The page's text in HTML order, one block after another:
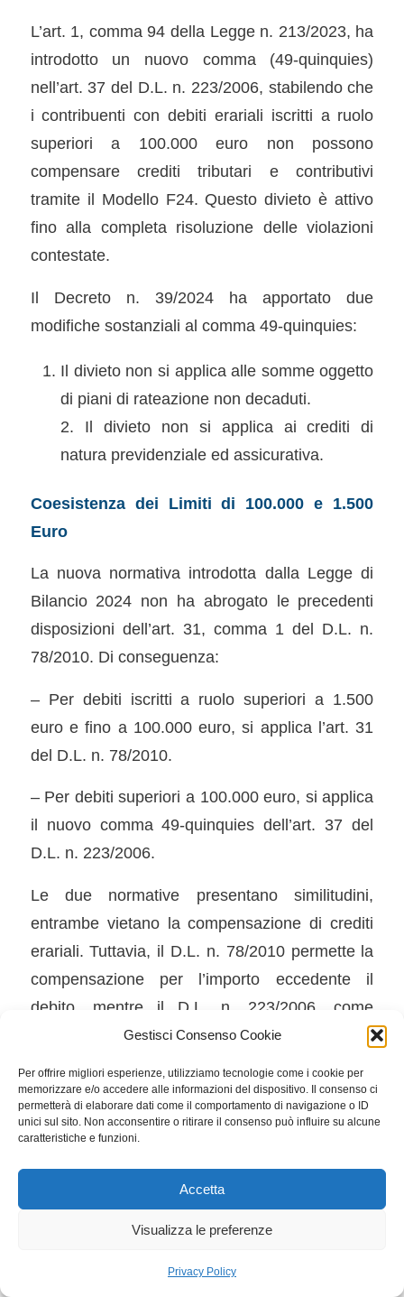
Gestisci Consenso Cookie
Per offrire migliori esperienze, utilizziamo tecnologie come i cookie per
memorizzare e/o accedere alle informazioni del dispositivo. Il consenso ci
permetterà di elaborare dati come il comportamento di navigazione o ID
unici sul sito. Non acconsentire o ritirare il consenso può influire su alcune
caratteristiche e funzioni.
Accetta
Visualizza le preferenze
Privacy Policy
L’art. 1, comma 94 della Legge n. 213/2023, ha
introdotto un nuovo comma (49-quinquies)
nell’art. 37 del D.L. n. 223/2006, stabilendo che
i contribuenti con debiti erariali iscritti a ruolo
superiori a 100.000 euro non possono
compensare crediti tributari e contributivi
tramite il Modello F24. Questo divieto è attivo
fino alla completa risoluzione delle violazioni
contestate.
Il Decreto n. 39/2024 ha apportato due
modifiche sostanziali al comma 49-quinquies:
Il divieto non si applica alle somme oggetto
di piani di rateazione non decaduti.
2. Il divieto non si applica ai crediti di
natura previdenziale ed assicurativa.
Coesistenza dei Limiti di 100.000 e 1.500
Euro
La nuova normativa introdotta dalla Legge di
Bilancio 2024 non ha abrogato le precedenti
disposizioni dell’art. 31, comma 1 del D.L. n.
78/2010. Di conseguenza:
– Per debiti iscritti a ruolo superiori a 1.500
euro e fino a 100.000 euro, si applica l’art. 31
del D.L. n. 78/2010.
– Per debiti superiori a 100.000 euro, si applica
il nuovo comma 49-quinquies dell’art. 37 del
D.L. n. 223/2006.
Le due normative presentano similitudini,
entrambe vietano la compensazione di crediti
erariali. Tuttavia, il D.L. n. 78/2010 permette la
compensazione per l’importo eccedente il
debito, mentre il D.L. n. 223/2006, come
modificato, non consente compensazioni per
Le nuove regole sulle compensazioni nel
Modello F24 introdotte dalla Legge di Bilancio
rappresentano un cambiamento significativo